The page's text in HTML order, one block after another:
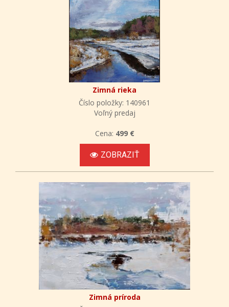
Zimná rieka
Číslo položky: 140961
Voľný predaj
Cena: 499 €
ZOBRAZIŤ
Zimná príroda